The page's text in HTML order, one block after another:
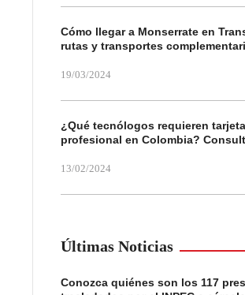
Cómo llegar a Monserrate en
rutas y transportes
19/03/2024
¿Qué tecnólogos requieren tarjeta
profesional en Colombia?
13/02/2024
Últimas Noticias
Conozca quiénes son los 117